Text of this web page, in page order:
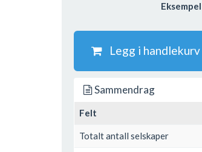
Eksempel
Legg i handlekurv
Sammendrag
Felt
Totalt antall selskaper